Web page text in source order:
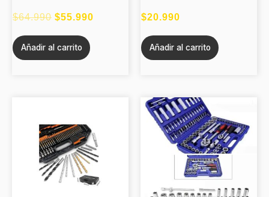
$64.990 $55.990
Añadir al carrito
$20.990
Añadir al carrito